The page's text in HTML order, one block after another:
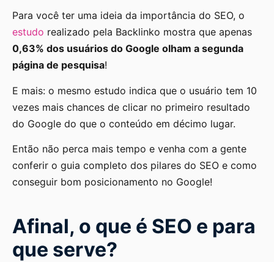
Para você ter uma ideia da importância do SEO, o
estudo realizado pela Backlinko mostra que apenas
0,63% dos usuários do Google olham a segunda
página de pesquisa!
E mais: o mesmo estudo indica que o usuário tem 10
vezes mais chances de clicar no primeiro resultado
do Google do que o conteúdo em décimo lugar.
Então não perca mais tempo e venha com a gente
conferir o guia completo dos pilares do SEO e como
conseguir bom posicionamento no Google!
Afinal, o que é SEO e para
que serve?